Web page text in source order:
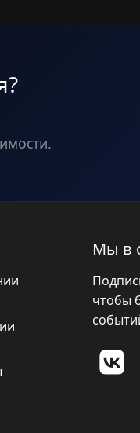
Мы в
чтобы